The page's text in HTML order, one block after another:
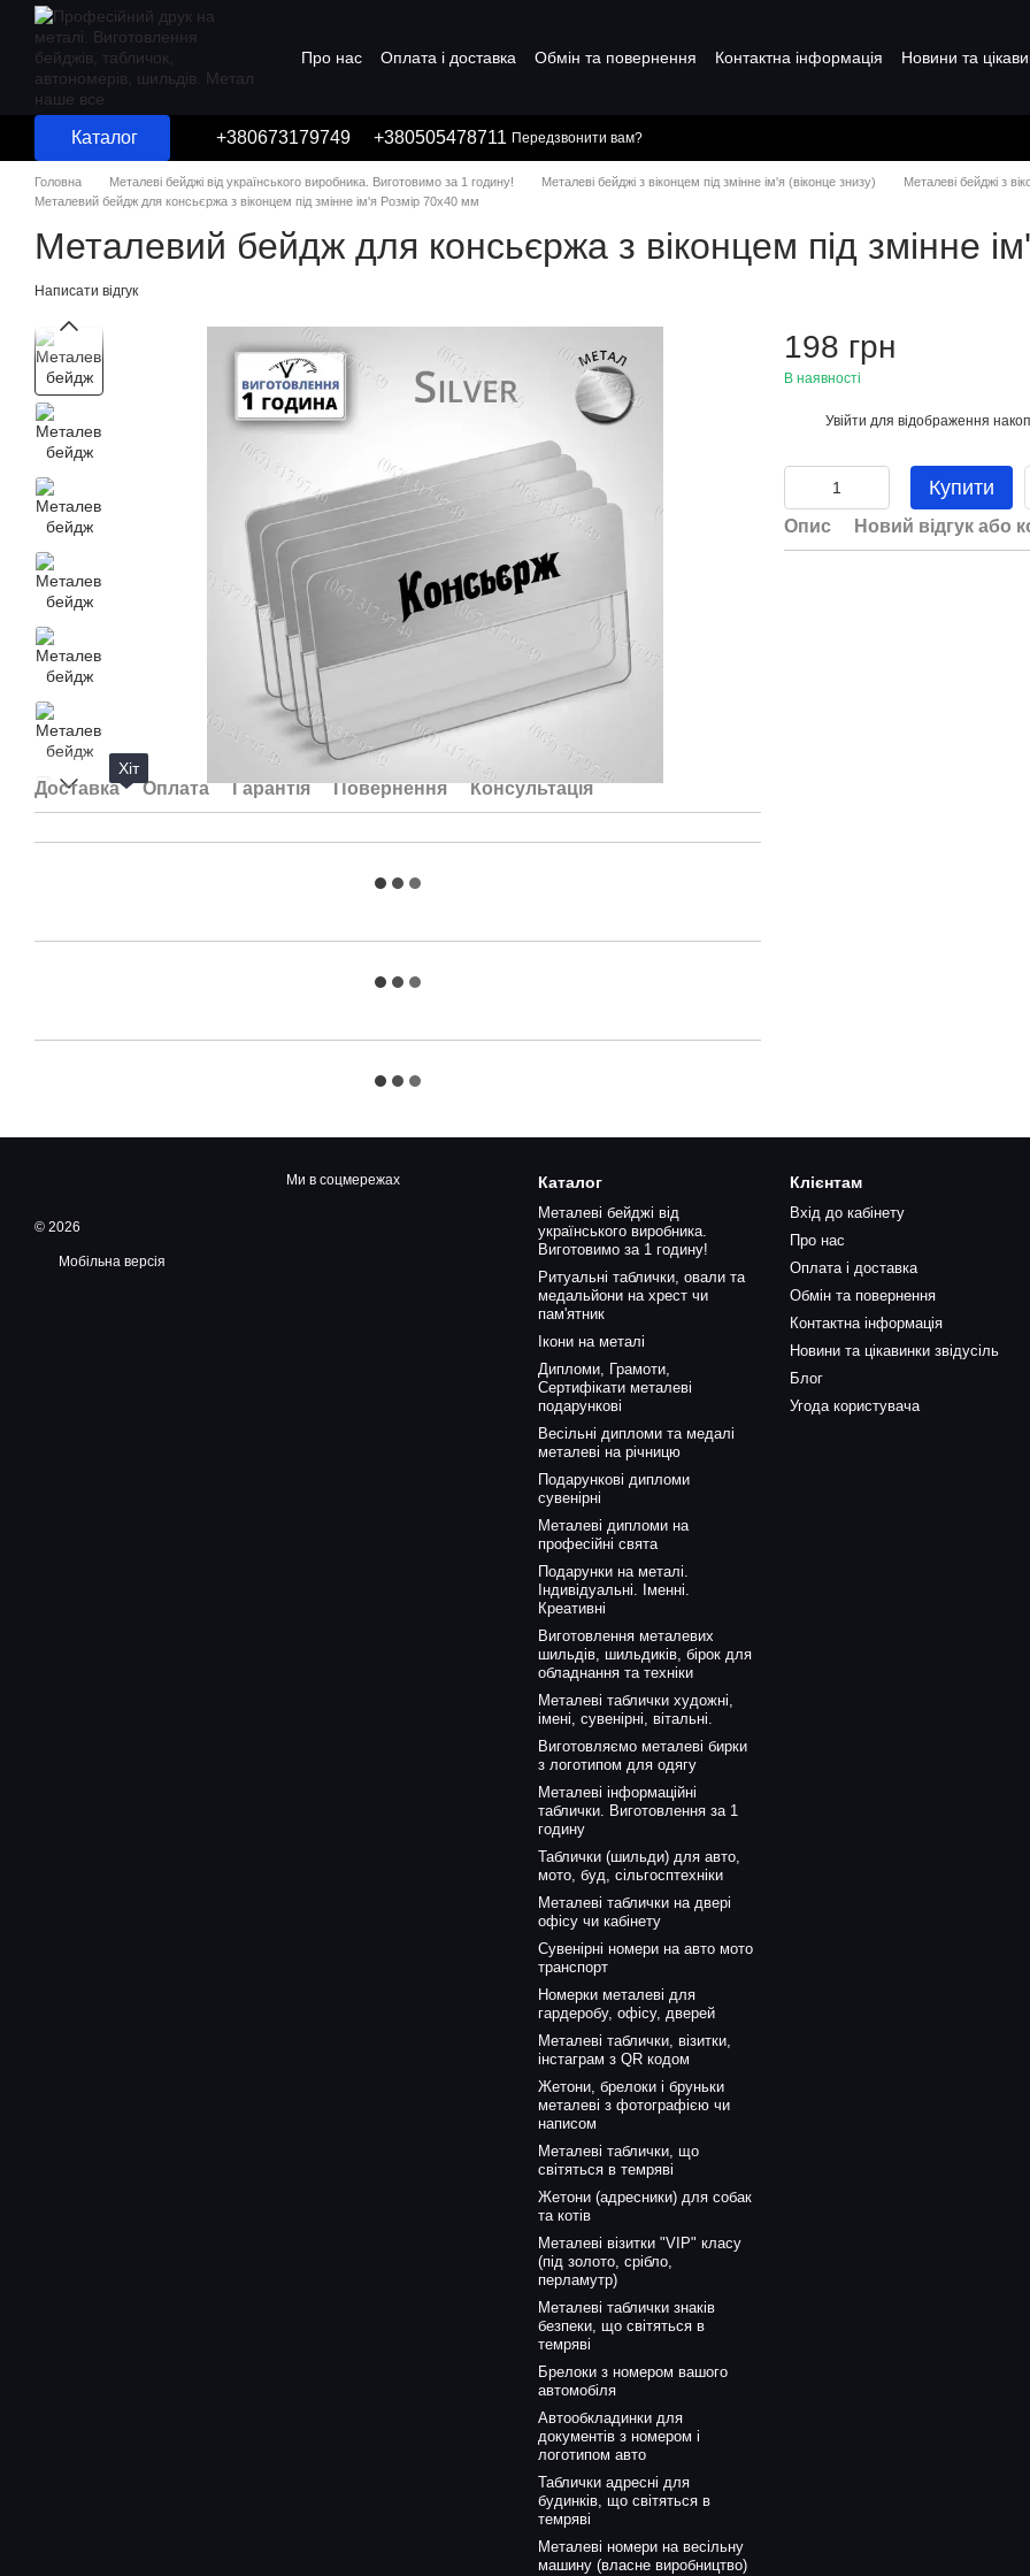
Перейти до основного контенту
Про нас Оплата і доставка Обмін та повернення Контактна інформація Новини та
Каталог +380673179749 +380505478711 Передзвонити вам?
Головна Металеві бейджі від українського виробника. Виготовимо за 1 годину! Металеві бейджі з віконцем під змінне ім'я (віконце знизу)
Металеві бейджі з
Металевий бейдж для консьєржа з віконцем під змінне ім'я Розмір 70х40 мм
Металевий бейдж для консьєржа з віконцем під змінне
Написати відгук
Хіт
Доставка Оплата Гарантія Повернення Консультація
198 грн
В наявності
Увійти для відображення
Купити
Опис Новий відгук або
© 2026
Мобільна версія
Ми в соцмережах Каталог
Металеві бейджі від
українського виробника.
Виготовимо за 1 годину!
Ритуальні таблички, овали та
медальйони на хрест чи
пам'ятник
Ікони на металі
Дипломи, Грамоти,
Сертифікати металеві
подарункові
Весільні дипломи та медалі
металеві на річницю
Подарункові дипломи
сувенірні
Металеві дипломи на
професійні свята
Подарунки на металі.
Індивідуальні. Іменні.
Креативні
Виготовлення металевих
шильдів, шильдиків, бірок для
обладнання та техніки
Металеві таблички художні,
імені, сувенірні, вітальні.
Виготовляємо металеві бирки
з логотипом для одягу
Металеві інформаційні
таблички. Виготовлення за 1
годину
Таблички (шильди) для авто,
мото, буд, сільгосптехніки
Металеві таблички на двері
офісу чи кабінету
Сувенірні номери на авто мото
транспорт
Номерки металеві для
гардеробу, офісу, дверей
Металеві таблички, візитки,
інстаграм з QR кодом
Жетони, брелоки і бруньки
металеві з фотографією чи
написом
Металеві таблички, що
світяться в темряві
Жетони (адресники) для собак
та котів
Металеві візитки "VIP" класу
(під золото, срібло,
перламутр)
Металеві таблички знаків
безпеки, що світяться в
темряві
Брелоки з номером вашого
автомобіля
Автообкладинки для
документів з номером і
логотипом авто
Таблички адресні для
будинків, що світяться в
темряві
Металеві номери на весільну
машину (власне виробництво)
Клієнтам
Вхід до кабінету
Про нас
Оплата і доставка
Обмін та повернення
Контактна інформація
Новини та цікавинки звідусіль
Блог
Угода користувача